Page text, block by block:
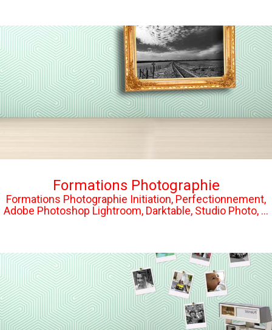
Formations Photographie
Formations Photographie Initiation, Perfectionnement,
Adobe Photoshop Lightroom, Darktable, Studio Photo, ...